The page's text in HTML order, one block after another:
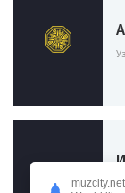
muzcity.net